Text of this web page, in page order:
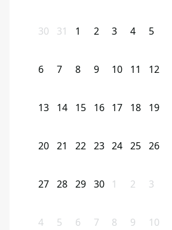
30 31 1 2 3 4 5
6 7 8 9 10 11 12
13 14 15 16 17 18 19
20 21 22 23 24 25 26
27 28 29 30 1 2 3
4 5 6 7 8 9 10